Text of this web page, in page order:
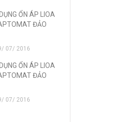
ỔN ÁP LIOA
ĐẢO
07/ 2016
ỔN ÁP LIOA
ĐẢO
07/ 2016